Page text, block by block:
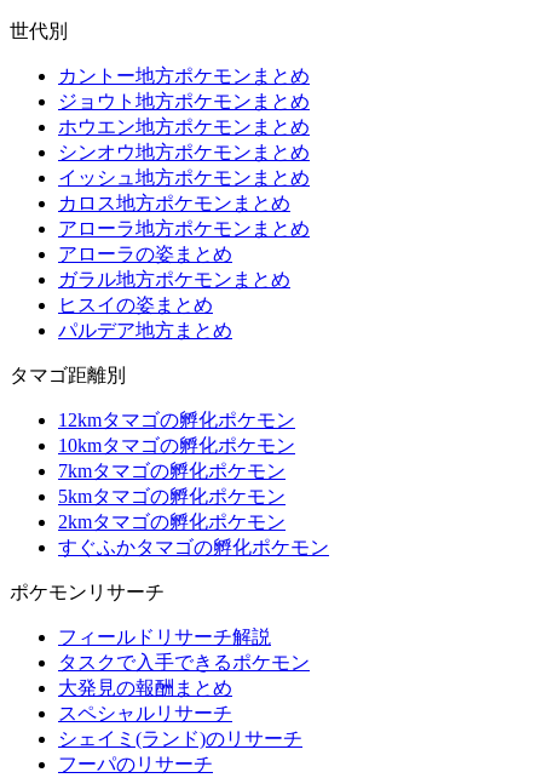
世代別
カントー地方ポケモンまとめ
ジョウト地方ポケモンまとめ
ホウエン地方ポケモンまとめ
シンオウ地方ポケモンまとめ
イッシュ地方ポケモンまとめ
カロス地方ポケモンまとめ
アローラ地方ポケモンまとめ
アローラの姿まとめ
ガラル地方ポケモンまとめ
ヒスイの姿まとめ
パルデア地方まとめ
タマゴ距離別
12kmタマゴの孵化ポケモン
10kmタマゴの孵化ポケモン
7kmタマゴの孵化ポケモン
5kmタマゴの孵化ポケモン
2kmタマゴの孵化ポケモン
すぐふかタマゴの孵化ポケモン
ポケモンリサーチ
フィールドリサーチ解説
タスクで入手できるポケモン
大発見の報酬まとめ
スペシャルリサーチ
シェイミ(ランド)のリサーチ
フーパのリサーチ